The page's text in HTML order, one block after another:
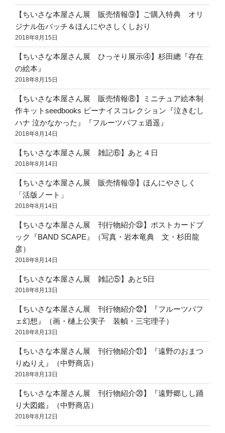
【ちいさな本屋さん展 販売情報⑨】ご購入特典 オリ
ジナル缶バッチ＆ほんにやさしくしおり
2018年8月15日
【ちいさな本屋さん展 ひっそり展示④】杉田總『存在
の絵本』
2018年8月15日
【ちいさな本屋さん展 販売情報⑧】ミニチュア絵本制
作キットseedbooks ビーナイスコレクション『泣きむし
ハナ 泣かなかった』『フルーツパフェ逍遥』
2018年8月14日
【ちいさな本屋さん展 雑記⑥】あと４日
2018年8月14日
【ちいさな本屋さん展 販売情報⑨】ほんにやさしく
「活版ノート」
2018年8月14日
【ちいさな本屋さん展 刊行物紹介㉓】ポストカードブ
ック『BAND SCAPE』（写真・岩本竜典 文・杉田龍
彦）
2018年8月14日
【ちいさな本屋さん展 雑記⑤】あと5日
2018年8月13日
【ちいさな本屋さん展 刊行物紹介㉒】『フルーツパフ
ェ幻想』（画・樋上公実子 装幀・三宅理子）
2018年8月13日
【ちいさな本屋さん展 刊行物紹介㉑】『遠野のおまつ
りぬりえ』（中野商店）
2018年8月13日
【ちいさな本屋さん展 刊行物紹介⑳】『遠野郷しし踊
り大図鑑』（中野商店）
2018年8月12日